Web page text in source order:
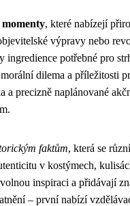
, které nabízejí
výpravy nebo
ingredience potřebné pro
dilema a příležitosti
a precizně naplánované
faktům, která se
v kostýmech,
inspiraci a přidávají
– první nabízí